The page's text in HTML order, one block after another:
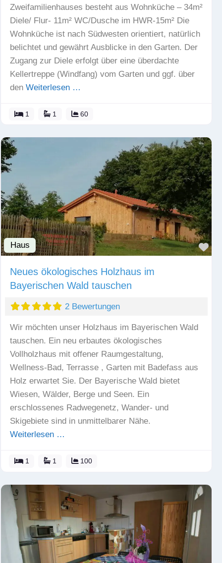
Zweifamilienhauses besteht aus Wohnküche – 34m²
Diele/ Flur- 11m² WC/Dusche im HWR-15m² Die
Wohnküche ist nach Südwesten orientiert, natürlich
belichtet und gewährt Ausblicke in den Garten. Der
Zugang zur Diele erfolgt über eine überdachte
Kellertreppe (Windfang) vom Garten und ggf. über
den Weiterlesen …
1 1 60
Haus
Neues ökologisches Holzhaus im
Bayerischen Wald tauschen
2 Bewertungen
Wir möchten unser Holzhaus im Bayerischen Wald
tauschen. Ein neu erbautes ökologisches
Vollholzhaus mit offener Raumgestaltung,
Wellness-Bad, Terrasse , Garten mit Badefass aus
Holz erwartet Sie. Der Bayerische Wald bietet
Wiesen, Wälder, Berge und Seen. Ein
erschlossenes Radwegenetz, Wander- und
Skigebiete sind in unmittelbarer Nähe.
Weiterlesen …
1 1 100